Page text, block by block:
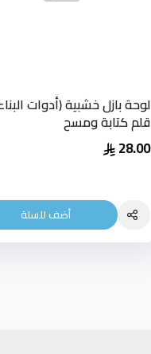
لوحة بازل خشبية (أدوات
قلم كتابة ومسح
28.00
أضف للسلة